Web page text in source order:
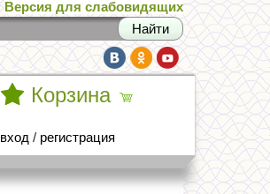
Версия для слабовидящих
Корзина
вход / регистрация